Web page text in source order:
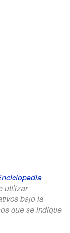
utilizar
bajo la
que se indique